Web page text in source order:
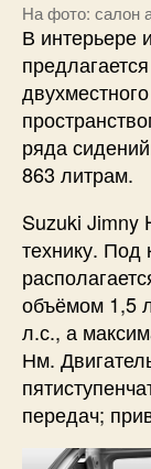
На фото: салон
В интерьере
ряда
863 литрам.
Suzuki Jimny
технику. Под
объёмом 1,5
л.с., а
Нм.
передач;